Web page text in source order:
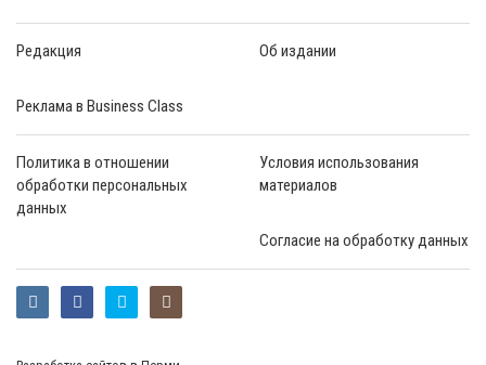
Редакция Об издании
Реклама в Business Class
Политика в отношении
обработки персональных
данных
Условия использования
материалов
Согласие на обработку данных